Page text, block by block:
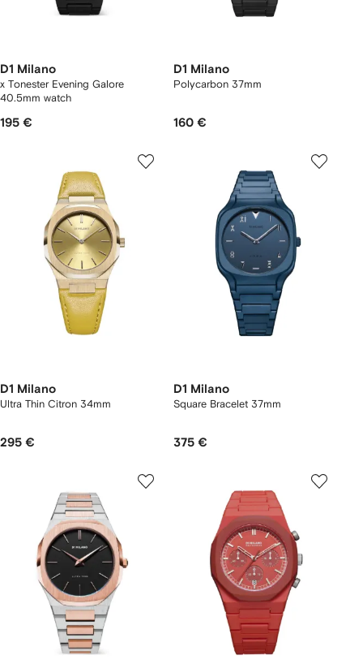
D1 Milano
x Tonester Evening Galore
40.5mm watch
195 €
D1 Milano
Polycarbon 37mm
160 €
D1 Milano
Ultra Thin Citron 34mm
295 €
D1 Milano
Square Bracelet 37mm
375 €